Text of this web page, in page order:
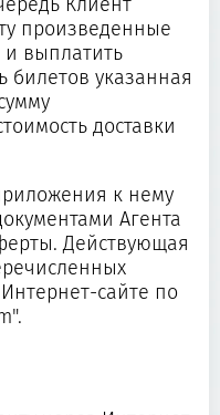
произведенные
выплатить
билетов указанная
доставки
к нему
Агента
Действующая
сайте по